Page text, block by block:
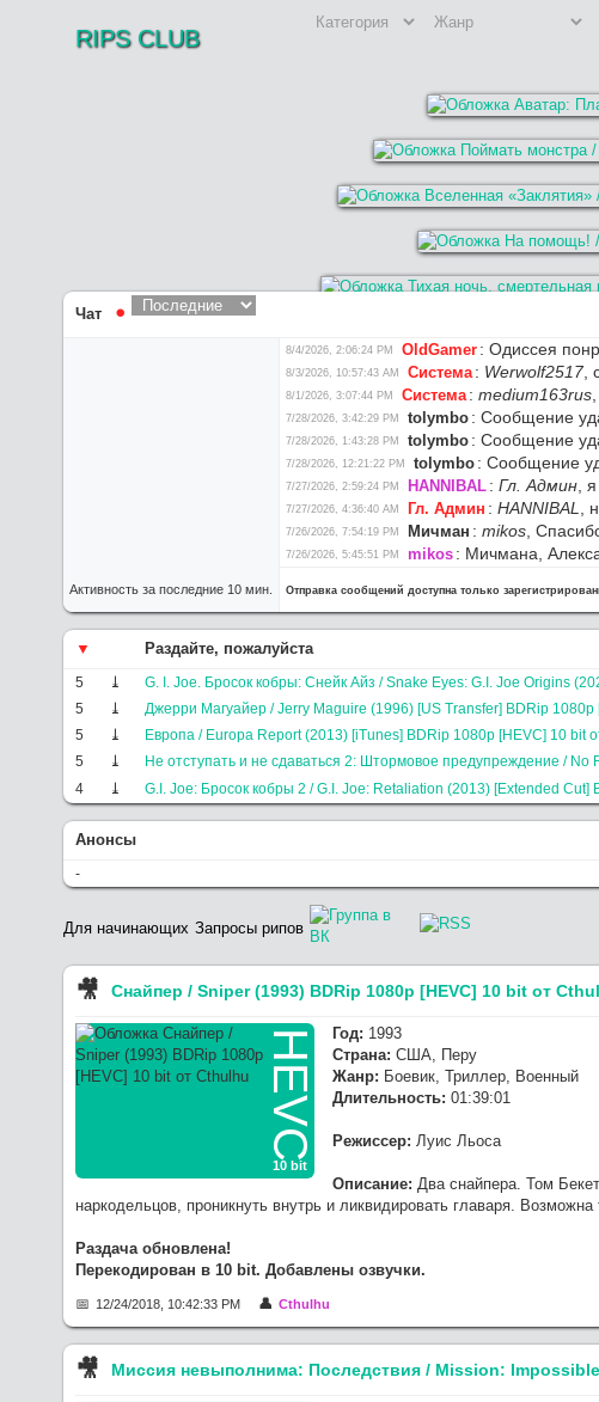
RIPS CLUB
Чат ⚫︎
8/4/2026, 2:06:24 PM OldGamer : Одиссея
8/3/2026, 10:57:43 AM Система : Werwolf2517,
8/1/2026, 3:07:44 PM Система : medium163rus,
7/28/2026, 3:42:29 PM tolymbo : Сообщение
7/28/2026, 1:43:28 PM tolymbo : Сообщение
7/28/2026, 12:21:22 PM tolymbo : Сообщение
7/27/2026, 2:59:24 PM HANNIBAL : Гл. Админ,
7/27/2026, 4:36:40 AM Гл. Админ : HANNIBAL ,
7/26/2026, 7:54:19 PM Мичман : mikos,
7/26/2026, 5:45:51 PM mikos : Мичмана,
7/26/2026, 8:55:53 AM HANNIBAL:наступает
:Северино /
7/25/2026, 4:10:07 PM
7/25/2026, 2:14:25 PM Гл. Админ:Сайт на
7/24/2026, 9:41:02 PM Glasgo:Раздайте,
1080p [HEVC] 10 bit от -Star-Lord- (RG
7/23/2026, 9:04:21 PM Werwolf2517:
такая.
7/23/2026, 5:06:04 PM OldGamer:хз,
OldGamer:отвал NAS,
Активность за последние 10 мин. Отправка сообщений доступна только
Раздайте, пожалуйста
5
G. I. Joe. Бросок кобры: Снейк Айз / Snake Eyes: G.I. Joe Origins
5
Джерри Магуайер / Jerry Maguire (1996) [US Transfer] BDRip 1080p
5
Европа / Europa Report (2013) [iTunes] BDRip 1080p [HEVC] 10 bit
5
Не отступать и не сдаваться 2: Штормовое предупреждение /
4
G.I. Joe: Бросок кобры 2 / G.I. Joe: Retaliation (2013) [Extended
Анонсы
-
Для начинающих Запросы рипов
🎥︎ Снайпер / Sniper (1993) BDRip 1080p [HEVC] 10 bit от
HEVC
10 bit
Год: 1993
Страна: США, Перу
Жанр: Боевик, Триллер, Военный
Длительность: 01:39:01
Режиссер: Луис Льоса
Описание: Два снайпера. Том
наркодельцов, проникнуть внутрь и ликвидировать главаря.
Раздача обновлена!
Перекодирован в 10 bit. Добавлены озвучки.
12/24/2018, 10:42:33 PM Cthulhu
🎥︎ Миссия невыполнима: Последствия / Mission: